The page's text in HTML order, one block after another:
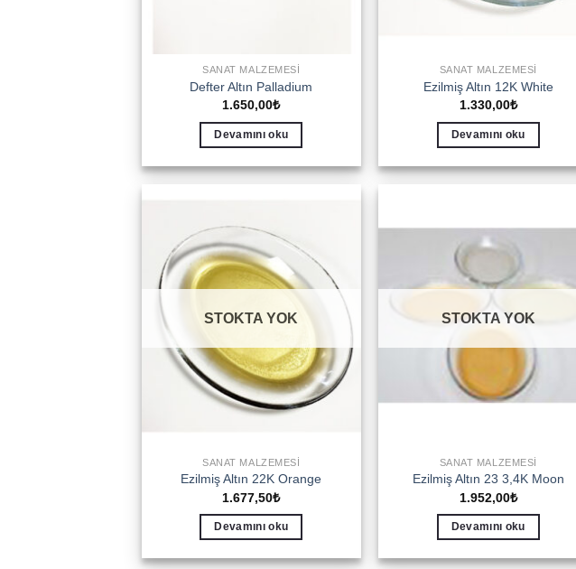
SANAT MALZEMESI
Defter Altın Palladium
1.650,00₺
Devamını oku
SANAT MALZEMESI
Ezilmiş Altın 12K White
1.330,00₺
Devamını oku
STOKTA YOK
SANAT MALZEMESI
Ezilmiş Altın 22K Orange
1.677,50₺
Devamını oku
STOKTA YOK
SANAT MALZEMESI
Ezilmiş Altın 23 3,4K Moon
1.952,00₺
Devamını oku